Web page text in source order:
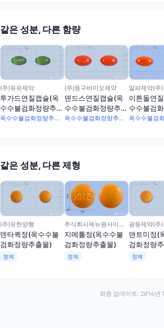
같은 성분, 다른 함량
(주)유유제약
투가드연질캡슐(옥
수수불검화정량추출
물)(수출용)
옥수수불검화정량추출물 35mg
(주)동구바이오제약
덴드스연질캡슐(옥
수수불검화정량추출
물)(수출용)
옥수수불검화정량추출물 105mg
알파제약(주)
이튼돌연
수수불검
물)(수출용)
같은 성분, 다른 제형
(주)유한양행
덴타퀵정(옥수수불
검화정량추출물)
정제
주식회사제뉴원사이언스
지메톨정(옥수수불
검화정량추출물)
정제
광동제약(주)
덴트미정(
검화정량
정제
최종 업데이트: 2014년